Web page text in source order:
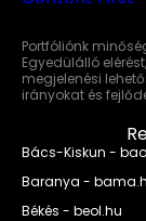
Portfóliónk
Egyedülálló
megjelenési
irányokat és
Bács-Kiskun -
Baranya -
Békés - beol.hu